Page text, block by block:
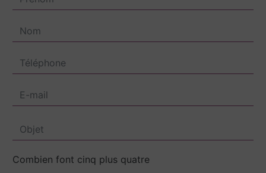
Combien font cinq plus quatre